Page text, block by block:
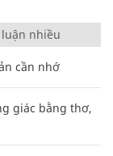
nhiều
cần nhớ
giác bằng thơ,